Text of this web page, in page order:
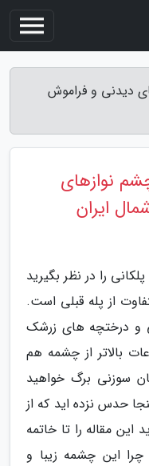
دیدنی و فراموش
نوازهای
ایران
را در نظر بگیرید
از پله قبلی است.
و درختچه های زرشک
بالاتر از چشمه هم
سوزنی برگ خواهید
حدس نزده اید که از
مقاله را تا خاتمه
چرا این چشمه زیبا و